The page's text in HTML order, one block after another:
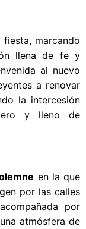
marcando
llena de fe y
al nuevo
a renovar
la intercesión
y lleno de
en la que
por las calles
por
atmósfera de